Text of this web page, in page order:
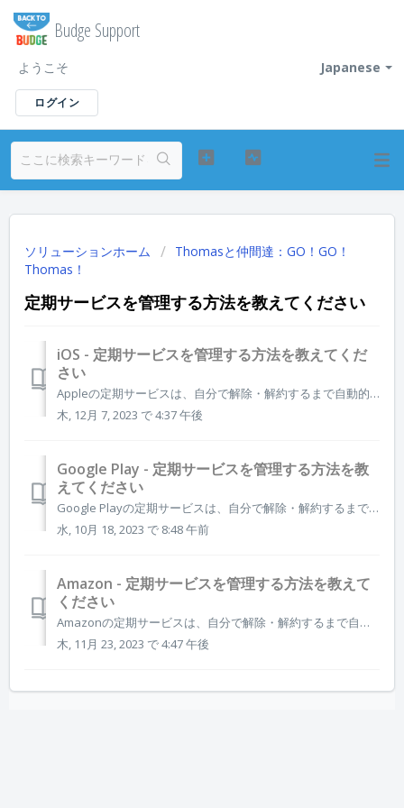
Budge Support
Japanese
ようこそ
ログイン
ソリューションホーム
Thomasと仲間達：GO！GO！
Thomas！
定期サービスを管理する方法を教えてください
iOS - 定期サービスを管理する方法を教えてくだ
さい
Appleの定期サービスは、自分で解除・解約するまで自動的に更新されます。いずれのアプリについても、定期サービスが不要になった場合は、AppleのApp Storeから直接、いつでも解除・解約できます。解除・解約は更新日の24時間前までに実行してください。 重要: アプリをアンインストールするだけでは、...
木, 12月 7, 2023 で 4:37 午後
Google Play - 定期サービスを管理する方法を教
えてください
Google Playの定期サービスは、自分で解除・解約するまで自動的に更新されます。いずれのアプリについても、定期サービスが不要になった場合はデバイスから直接、いつでも解除できます。支払い方法の変更も可能もです。定期サービスの解除は更新日の24時間前までに行ってください。 重要: アプリをアンインス...
水, 10月 18, 2023 で 8:48 午前
Amazon - 定期サービスを管理する方法を教えて
ください
Amazonの定期サービスは、自分で解除・解約するまで自動的に更新されます。いずれのアプリについても、定期サービスが不要になった場合はAmazonアプリストアから直接、いつでも解除できます。支払い方法の変更も可能もです。定期サービスの解除は更新日の24時間前までに行ってください。 重要: アプリをア...
木, 11月 23, 2023 で 4:47 午後